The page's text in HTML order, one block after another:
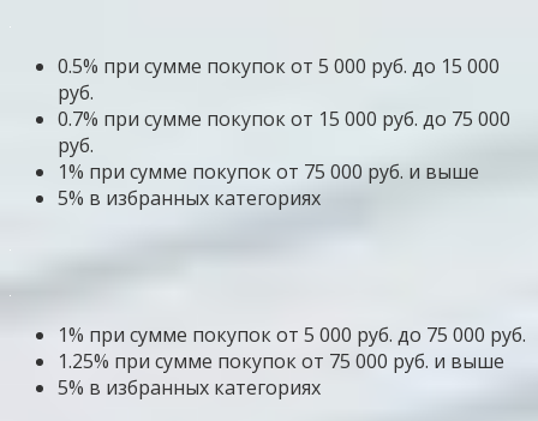
0.5% при сумме покупок от 5 000 руб. до 15 000
руб.
0.7% при сумме покупок от 15 000 руб. до 75 000
руб.
1% при сумме покупок от 75 000 руб. и выше
5% в избранных категориях
1% при сумме покупок от 5 000 руб. до 75 000 руб.
1.25% при сумме покупок от 75 000 руб. и выше
5% в избранных категориях